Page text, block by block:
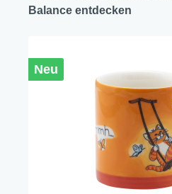
Balance entdecken
Neu